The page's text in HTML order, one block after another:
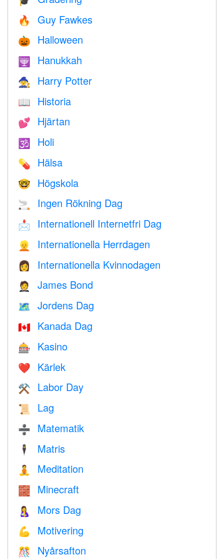
🔥 Guy Fawkes
🎃 Halloween
🕎 Hanukkah
🧙 Harry Potter
📖 Historia
💕 Hjärtan
🕉 Holi
💊 Hälsa
🤓 Högskola
🚬 Ingen Rökning Dag
📩 Internationell Internetfri Dag
👱 Internationella Herrdagen
👩 Internationella Kvinnodagen
🤵 James Bond
🗺️ Jordens Dag
🇨🇦 Kanada Dag
🎰 Kasino
❤️️ Kärlek
⚒️ Labor Day
📜 Lag
➗ Matematik
🕴️ Matris
🧘 Meditation
🧱 Minecraft
🤱 Mors Dag
💪 Motivering
🎊 Nyårsafton